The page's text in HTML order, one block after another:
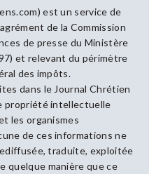
est un service de
de la Commission
de presse du Ministère
et relevant du périmètre
des impôts.
dans le Journal Chrétien
propriété intellectuelle
les organismes
de ces informations ne
traduite, exploitée
quelque manière que ce